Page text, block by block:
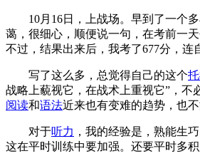
10月16日，上战场。早到了一个多
蔼，很细心，顺便说一句，在考前一
不过，结果出来后，我考了677分，连
写了这么多，总觉得自己的这个
战略上藐视它，在战术上重视它”，
阅读和语法近来也有变难的趋势，也不
对于听力 ，我的经验是，熟能生
这在平时训练中要加强。还要平时多